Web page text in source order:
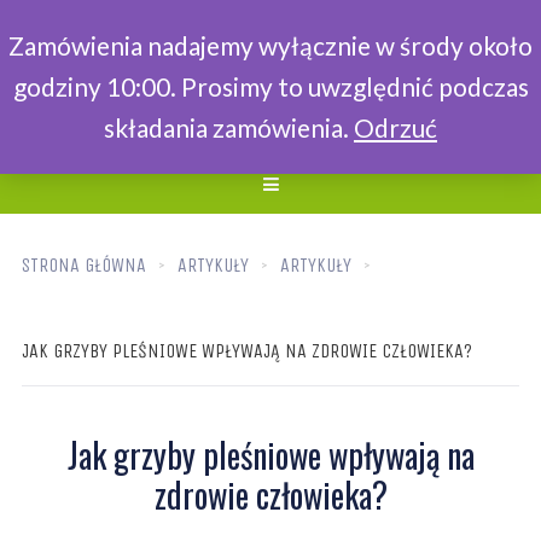
STRONA GŁÓWNA ARTYKUŁY ARTYKUŁY
JAK GRZYBY PLEŚNIOWE WPŁYWAJĄ NA ZDROWIE CZŁOWIEKA?
Jak grzyby pleśniowe wpływają na
zdrowie człowieka?
Zamówienia nadajemy wyłącznie w środy około
godziny 10:00. Prosimy to uwzględnić podczas
składania zamówienia. Odrzuć